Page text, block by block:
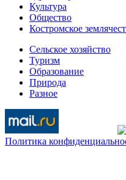
Культура
Общество
Костромское
Сельское хозяйство
Туризм
Образование
Природа
Разное
Политика